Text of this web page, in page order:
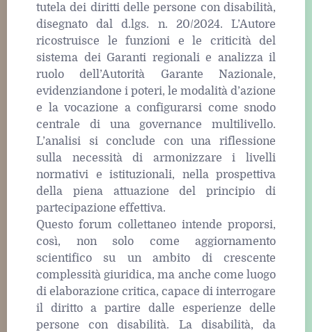
tutela dei diritti delle persone con disabilità,
disegnato dal d.lgs. n. 20/2024. L’Autore
ricostruisce le funzioni e le criticità del
sistema dei Garanti regionali e analizza il
ruolo dell’Autorità Garante Nazionale,
evidenziandone i poteri, le modalità d’azione
e la vocazione a configurarsi come snodo
centrale di una governance multilivello.
L’analisi si conclude con una riflessione
sulla necessità di armonizzare i livelli
normativi e istituzionali, nella prospettiva
della piena attuazione del principio di
partecipazione effettiva.
Questo forum collettaneo intende proporsi,
così, non solo come aggiornamento
scientifico su un ambito di crescente
complessità giuridica, ma anche come luogo
di elaborazione critica, capace di interrogare
il diritto a partire dalle esperienze delle
persone con disabilità. La disabilità, da